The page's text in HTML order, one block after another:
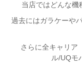
当店ではどんな機
過去にはガラケーや
さらに全キャリア
ル/UQモ